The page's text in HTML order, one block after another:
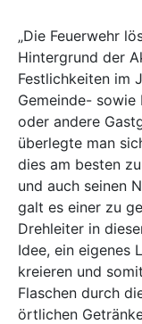
„Die Feuerwehr
Hintergrund der
Festlichkeiten im
Gemeinde- sowie
oder andere
überlegte man
dies am besten
und auch seinen
galt es einer zu
Drehleiter in
Idee, ein eigenes
kreieren und
Flaschen durch
örtlichen